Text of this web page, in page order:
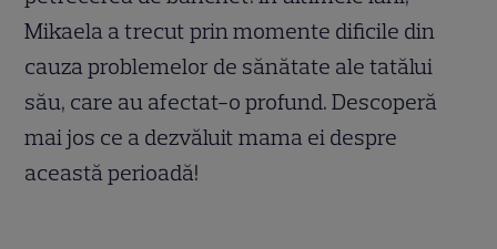
Mikaela a trecut prin momente dificile din
cauza problemelor de sănătate ale tatălui
său, care au afectat-o profund. Descoperă
mai jos ce a dezvăluit mama ei despre
această perioadă!